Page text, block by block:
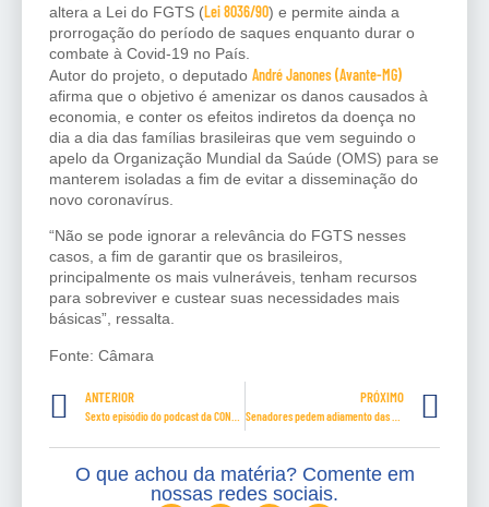
altera a Lei do FGTS (Lei 8036/90) e permite ainda a
prorrogação do período de saques enquanto durar o
combate à Covid-19 no País.
Autor do projeto, o deputado André Janones (Avante-MG)
afirma que o objetivo é amenizar os danos causados à
economia, e conter os efeitos indiretos da doença no
dia a dia das famílias brasileiras que vem seguindo o
apelo da Organização Mundial da Saúde (OMS) para se
manterem isoladas a fim de evitar a disseminação do
novo coronavírus.
“Não se pode ignorar a relevância do FGTS nesses
casos, a fim de garantir que os brasileiros,
principalmente os mais vulneráveis, tenham recursos
para sobreviver e custear suas necessidades mais
básicas”, ressalta.
Fonte: Câmara
ANTERIOR PRÓXIMO
O que achou da matéria? Comente em
nossas redes sociais.